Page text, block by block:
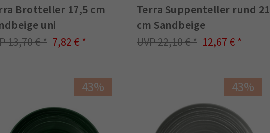
Brotteller 17,5 cm
uni
13,70 €
7,82 €
Terra Suppenteller rund 21
cm Sandbeige
22,10 €
12,67 €
43% 43%